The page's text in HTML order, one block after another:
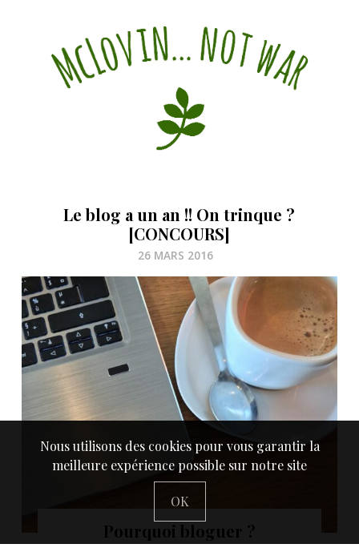
Le blog a un an !! On trinque ?
[CONCOURS]
26 MARS 2016
Pourquoi bloguer ?
Nous utilisons des cookies pour vous garantir la
meilleure expérience possible sur notre site
OK